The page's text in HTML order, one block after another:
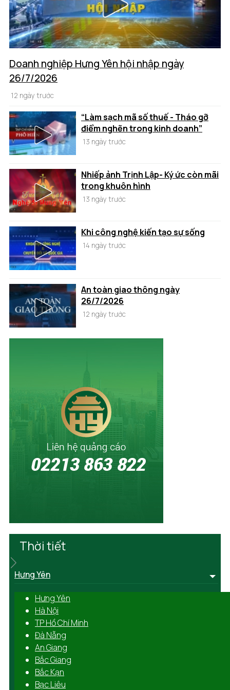
Doanh nghiệp Hưng Yên hội nhập ngày
26/7/2026
12 ngày trước
“Làm sạch mã số thuế - Tháo gỡ
điểm nghẽn trong kinh doanh”
13 ngày trước
Nhiếp ảnh Trịnh Lập- Ký ức còn mãi
trong khuôn hình
13 ngày trước
Khi công nghệ kiến tạo sự sống
14 ngày trước
An toàn giao thông ngày
26/7/2026
12 ngày trước
Thời tiết
Hưng Yên
Hưng Yên
Hà Nội
TP Hồ Chí Minh
Đà Nẵng
An Giang
Bắc Giang
Bắc Kạn
Bạc Liêu